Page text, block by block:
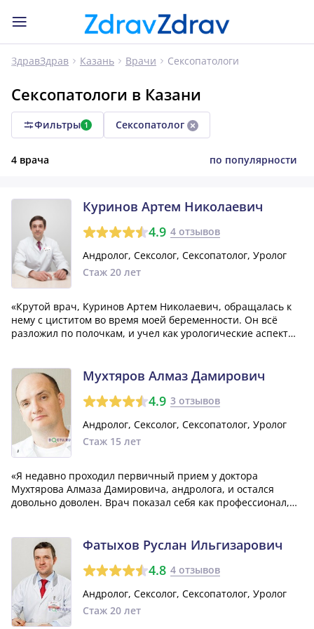
ЗдравЗдрав Казань Врачи Сексопатологи
Сексопатологи в Казани
Фильтры 1 Сексопатолог
4 врача по популярности
Куринов Артем Николаевич
4.9 4 отзывов
Андролог, Сексолог, Сексопатолог, Уролог
Стаж 20 лет
«Крутой врач, Куринов Артем Николаевич, обращалась к
нему с циститом во время моей беременности. Он всё
разложил по полочкам, и учел как урологические аспекты,
Он проводил ультразвук с...»Мухтяров Алмаз Дамирович
4.9 3 отзывов
Андролог, Сексолог, Сексопатолог, Уролог
Стаж 15 лет
«Я недавно проходил первичный прием у доктора
Мухтярова Алмаза Дамировича, андролога, и остался
довольно доволен. Врач показал себя как профессионал,
мне лечение. Если возникнет необхо...»
Фатыхов Руслан Ильгизарович
4.8 4 отзывов
Андролог, Сексолог, Сексопатолог, Уролог
Стаж 20 лет